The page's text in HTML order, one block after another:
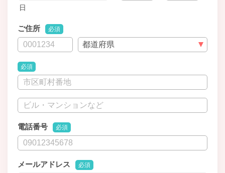
日
ご住所 必須
必須
電話番号 必須
メールアドレス 必須